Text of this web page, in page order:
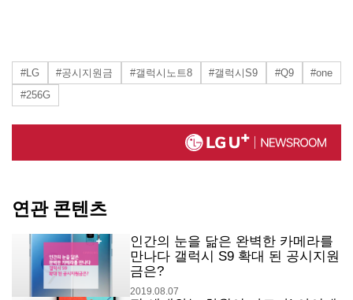
#LG #공시지원금 #갤럭시노트8 #갤럭시S9 #Q9
#one
#256G
연관 콘텐츠
인간의 눈을 닮은 완벽한 카메라를
만나다 갤럭시 S9 확대 된 공시지원
금은?
2019.08.07